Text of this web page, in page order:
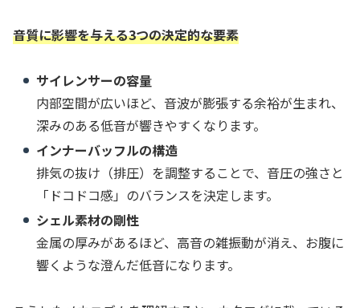
音質に影響を与える3つの決定的な要素
サイレンサーの容量
内部空間が広いほど、音波が膨張する余裕が生まれ、
深みのある低音が響きやすくなります。
インナーバッフルの構造
排気の抜け（排圧）を調整することで、音圧の強さと
「ドコドコ感」のバランスを決定します。
シェル素材の剛性
金属の厚みがあるほど、高音の雑振動が消え、お腹に
響くような澄んだ低音になります。